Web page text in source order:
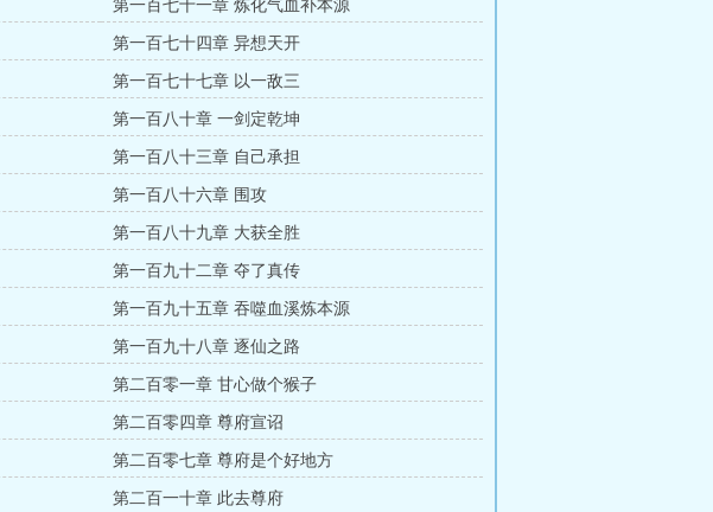
第一百七十一章 炼化气血补本源
第一百七十四章 异想天开
第一百七十七章 以一敌三
第一百八十章 一剑定乾坤
第一百八十三章 自己承担
第一百八十六章 围攻
第一百八十九章 大获全胜
第一百九十二章 夺了真传
第一百九十五章 吞噬血溪炼本源
第一百九十八章 逐仙之路
第二百零一章 甘心做个猴子
第二百零四章 尊府宣诏
第二百零七章 尊府是个好地方
第二百一十章 此去尊府